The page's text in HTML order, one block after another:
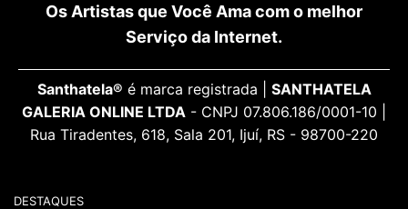
Os Artistas que Você Ama com o melhor
Serviço da Internet.
Santhatela® é marca registrada | SANTHATELA
GALERIA ONLINE LTDA - CNPJ 07.806.186/0001-10 |
Rua Tiradentes, 618, Sala 201, Ijuí, RS - 98700-220
DESTAQUES